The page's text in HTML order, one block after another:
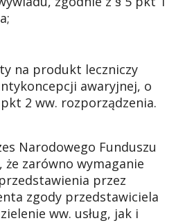
na produkt leczniczy
awaryjnej, o
2 ww. rozporządzenia.
Narodowego Funduszu
zarówno wymaganie
przez
zgody przedstawiciela
ww. usług, jak i